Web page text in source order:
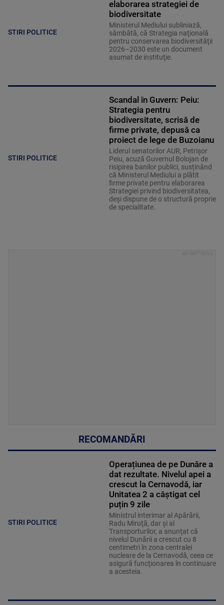
STIRI POLITICE
elaborarea strategiei de
biodiversitate
Ministerul Mediului subliniază,
sâmbătă, că Strategia naţională
pentru conservarea biodiversităţii
2026–2030 este un document
asumat de instituţie.
STIRI POLITICE
Scandal în Guvern: Peiu:
Strategia pentru
biodiversitate, scrisă de
firme private, depusă ca
proiect de lege de Buzoianu
Liderul senatorilor AUR, Petrișor
Peiu, acuză Guvernul Bolojan de
risipirea banilor publici, susținând
că Ministerul Mediului a plătit
firme private pentru elaborarea
Strategiei privind biodiversitatea,
deși dispune de o structură proprie
de specialitate.
RECOMANDĂRI
STIRI POLITICE
Operațiunea de pe Dunăre a
dat rezultate. Nivelul apei a
crescut la Cernavodă, iar
Unitatea 2 a câștigat cel
puțin 9 zile
Ministrul interimar al Apărării,
Radu Miruţă, dar şi al
Transporturilor, a anunţat că
nivelul Dunării a crescut cu 8
centimetri în zona centralei
nucleare de la Cernavodă, ceea ce
asigură funcţionarea în continuare
a acesteia.